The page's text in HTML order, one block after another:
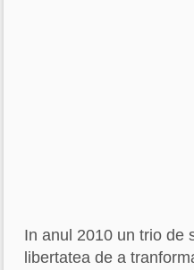
In anul 2010 un trio de
libertatea de a